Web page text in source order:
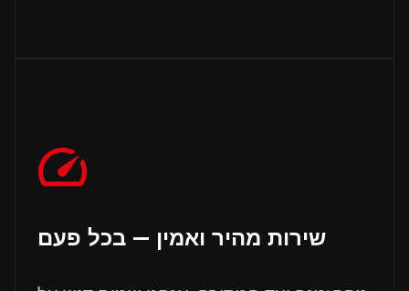
שירות מהיר ואמין — בכל פעם